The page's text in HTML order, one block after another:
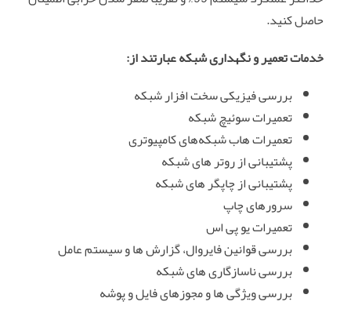
حاصل کنید.
خدمات تعمیر و نگهداری شبکه عبارتند از:
بررسی فیزیکی سخت افزار شبکه
تعمیرات سوئیچ شبکه
تعمیرات هاب شبکه‌های کامپیوتری
پشتیبانی از روتر های شبکه
پشتیبانی از چاپگر های شبکه
سرورهای چاپ
تعمیرات یو پی اس
بررسی قوانین فایروال، گزارش‌ ها و سیستم‌ عامل
بررسی ناسازگاری های شبکه
بررسی ویژگی‌ ها و مجوزهای فایل و پوشه